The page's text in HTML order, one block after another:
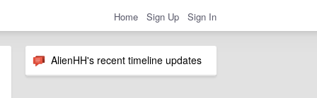
Home Sign Up Sign In
AlienHH's recent timeline updates